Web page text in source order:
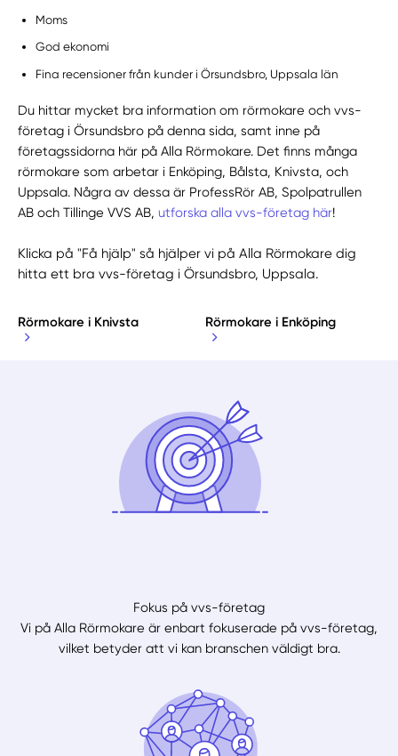
Moms
God ekonomi
Fina recensioner från kunder i Örsundsbro, Uppsala län
Du hittar mycket bra information om rörmokare och vvs-
företag i Örsundsbro på denna sida, samt inne på
företagssidorna här på Alla Rörmokare. Det finns många
rörmokare som arbetar i Enköping, Bålsta, Knivsta, och
Uppsala. Några av dessa är ProfessRör AB, Spolpatrullen
AB och Tillinge VVS AB,utforska alla vvs-företag här!
Klicka på "Få hjälp" så hjälper vi på Alla Rörmokare dig
hitta ett bra vvs-företag i Örsundsbro, Uppsala.
Rörmokare i Knivsta Rörmokare i Enköping
Fokus på vvs-företag
Vi på Alla Rörmokare är enbart fokuserade på vvs-företag,
vilket betyder att vi kan branschen väldigt bra.